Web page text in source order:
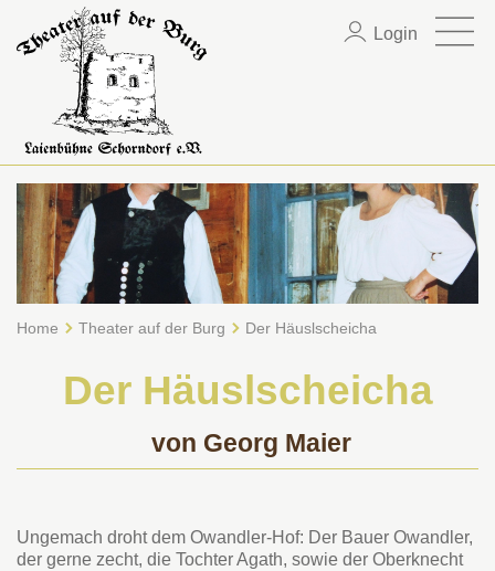
Login
Home Theater auf der Burg Der Häuslscheicha
Der Häuslscheicha
von Georg Maier
Ungemach droht dem Owandler-Hof: Der Bauer Owandler,
der gerne zecht, die Tochter Agath, sowie der Oberknecht